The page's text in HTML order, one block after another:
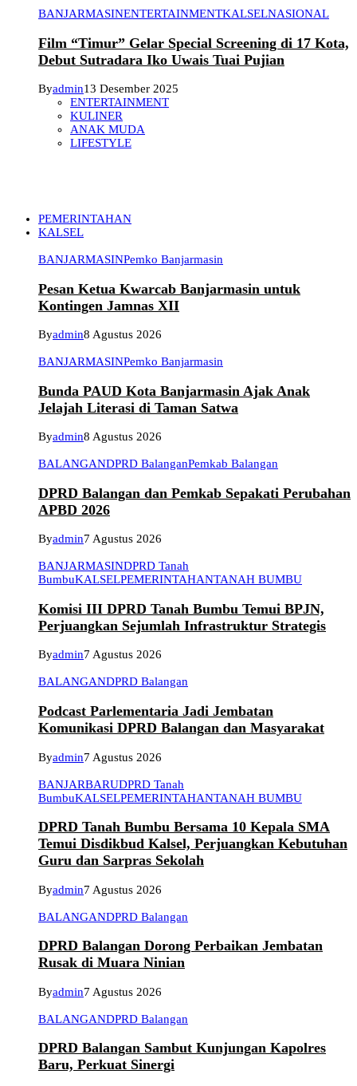
BANJARMASINENTERTAINMENTKALSELNASIONAL
Film “Timur” Gelar Special Screening di 17 Kota,
Debut Sutradara Iko Uwais Tuai Pujian
Byadmin13 Desember 2025
ENTERTAINMENT
KULINER
ANAK MUDA
LIFESTYLE
PEMERINTAHAN
KALSEL
BANJARMASINPemko Banjarmasin
Pesan Ketua Kwarcab Banjarmasin untuk
Kontingen Jamnas XII
Byadmin8 Agustus 2026
BANJARMASINPemko Banjarmasin
Bunda PAUD Kota Banjarmasin Ajak Anak
Jelajah Literasi di Taman Satwa
Byadmin8 Agustus 2026
BALANGANDPRD BalanganPemkab Balangan
DPRD Balangan dan Pemkab Sepakati Perubahan
APBD 2026
Byadmin7 Agustus 2026
BANJARMASINDPRD Tanah
BumbuKALSELPEMERINTAHANTANAH BUMBU
Komisi III DPRD Tanah Bumbu Temui BPJN,
Perjuangkan Sejumlah Infrastruktur Strategis
Byadmin7 Agustus 2026
BALANGANDPRD Balangan
Podcast Parlementaria Jadi Jembatan
Komunikasi DPRD Balangan dan Masyarakat
Byadmin7 Agustus 2026
BANJARBARUDPRD Tanah
BumbuKALSELPEMERINTAHANTANAH BUMBU
DPRD Tanah Bumbu Bersama 10 Kepala SMA
Temui Disdikbud Kalsel, Perjuangkan Kebutuhan
Guru dan Sarpras Sekolah
Byadmin7 Agustus 2026
BALANGANDPRD Balangan
DPRD Balangan Dorong Perbaikan Jembatan
Rusak di Muara Ninian
Byadmin7 Agustus 2026
BALANGANDPRD Balangan
DPRD Balangan Sambut Kunjungan Kapolres
Baru, Perkuat Sinergi